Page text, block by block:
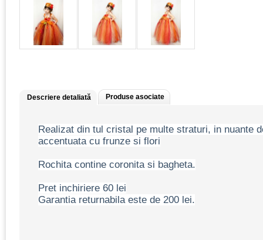
Descriere detaliată Produse asociate
Realizat din tul cristal pe multe straturi, in nuante
accentuata cu frunze si flori
Rochita contine coronita si bagheta.
Pret inchiriere 60 lei
Garantia returnabila este de 200 lei.